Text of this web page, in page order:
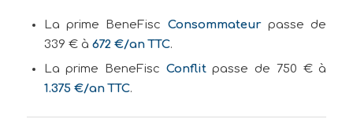
La prime BeneFisc Consommateurpasse de
339 € à 672 €/an TTC.
La prime BeneFisc Conflitpasse de 750 € à
1.375 €/an TTC.